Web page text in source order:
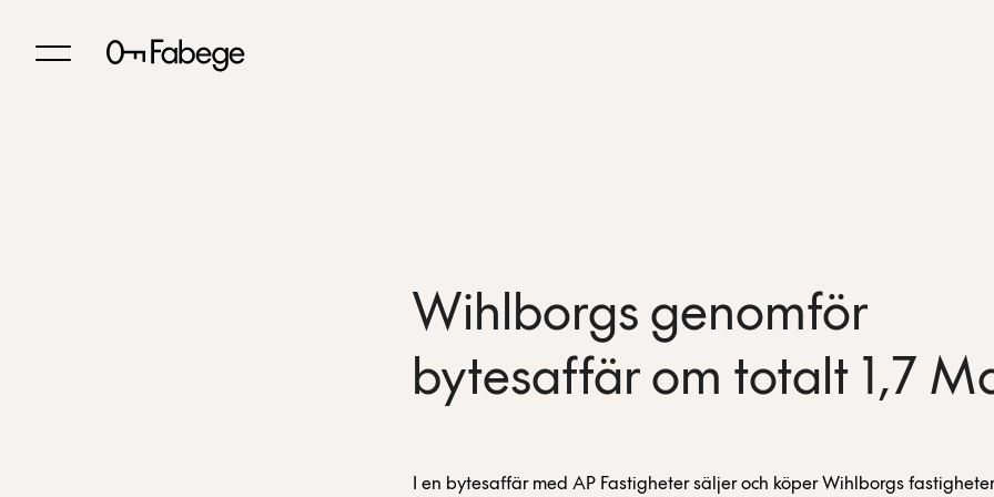
Wihlborgs genomför
bytesaffär om totalt 1,7
I en bytesaffär med AP Fastigheter säljer och köper Wihlborgs